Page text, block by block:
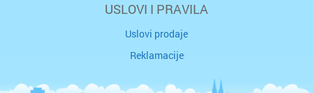
USLOVI I PRAVILA
Uslovi prodaje
Reklamacije